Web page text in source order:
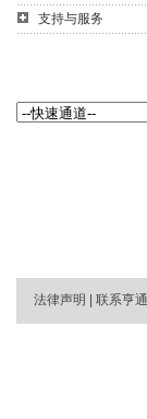
支持与服务
法律声明 联系亨通